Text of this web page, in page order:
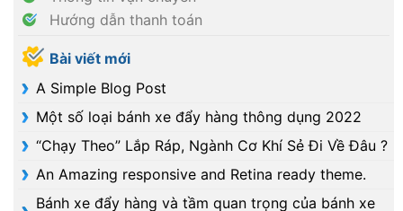
Hướng dẫn thanh toán
Bài viết mới
A Simple Blog Post
Một số loại bánh xe đẩy hàng thông dụng 2022
“Chạy Theo” Lắp Ráp, Ngành Cơ Khí Sẻ Đi Về Đâu ?
An Amazing responsive and Retina ready theme.
Bánh xe đẩy hàng và tầm quan trọng của bánh xe